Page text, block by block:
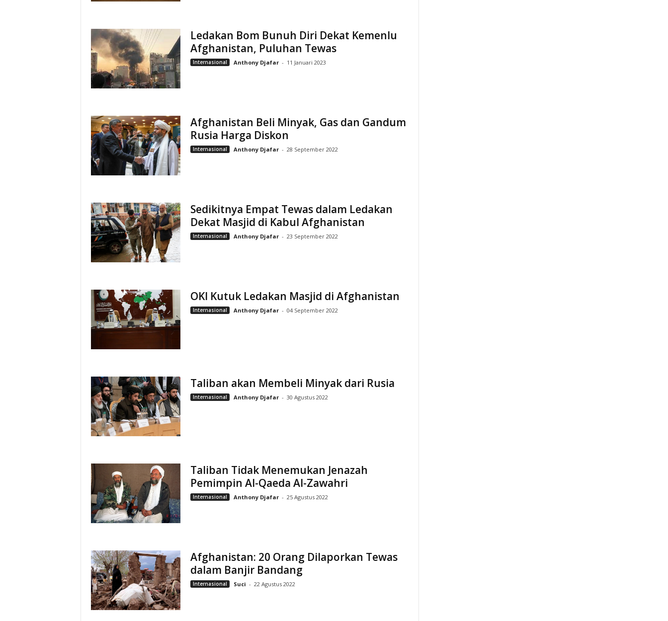
Ledakan Bom Bunuh Diri Dekat Kemenlu
Afghanistan, Puluhan Tewas
Internasional Anthony Djafar - 11 Januari 2023
Afghanistan Beli Minyak, Gas dan Gandum
Rusia Harga Diskon
Internasional Anthony Djafar - 28 September 2022
Sedikitnya Empat Tewas dalam Ledakan
Dekat Masjid di Kabul Afghanistan
Internasional Anthony Djafar - 23 September 2022
OKI Kutuk Ledakan Masjid di Afghanistan
Internasional Anthony Djafar - 04 September 2022
Taliban akan Membeli Minyak dari Rusia
Internasional Anthony Djafar - 30 Agustus 2022
Taliban Tidak Menemukan Jenazah
Pemimpin Al-Qaeda Al-Zawahri
Internasional Anthony Djafar - 25 Agustus 2022
Afghanistan: 20 Orang Dilaporkan Tewas
dalam Banjir Bandang
Internasional Suci - 22 Agustus 2022